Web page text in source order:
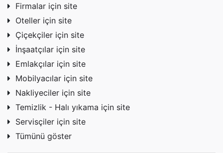
Firmalar için site
Oteller için site
Çiçekçiler için site
İnşaatçılar için site
Emlakçılar için site
Mobilyacılar için site
Nakliyeciler için site
Temizlik - Halı yıkama için site
Servisçiler için site
Tümünü göster